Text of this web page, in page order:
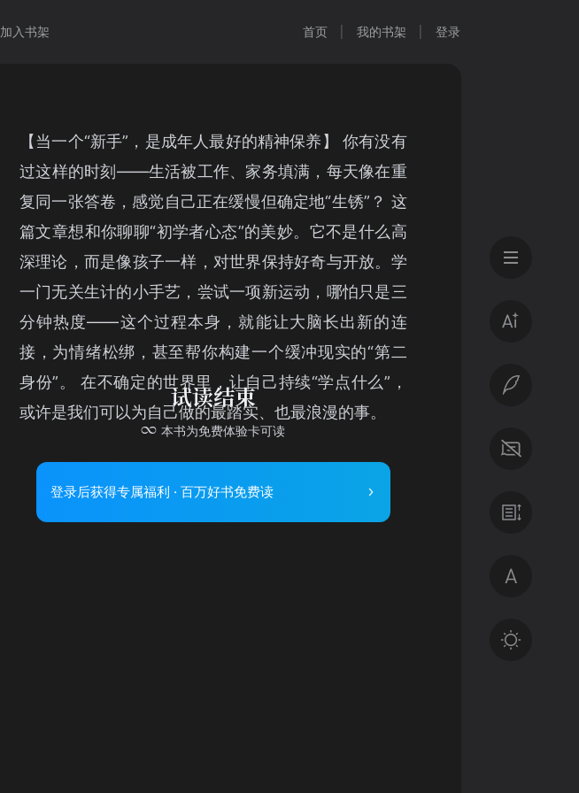
加入书架 首页 我的书架 登录
【当一个“新手”，是成年人最好的精神保养】 你有没有
过这样的时刻——生活被工作、家务填满，每天像在重
复同一张答卷，感觉自己正在缓慢但确定地“生锈”？ 这
篇文章想和你聊聊“初学者心态”的美妙。它不是什么高
深理论，而是像孩子一样，对世界保持好奇与开放。学
一门无关生计的小手艺，尝试一项新运动，哪怕只是三
分钟热度——这个过程本身，就能让大脑长出新的连
接，为情绪松绑，甚至帮你构建一个缓冲现实的“第二
身份”。 在不确定的世界里，让自己持续“学点什么”，
或许是我们可以为自己做的最踏实、也最浪漫的事。
试读结束
本书为免费体验卡可读
登录后获得专属福利 · 百万好书免费读